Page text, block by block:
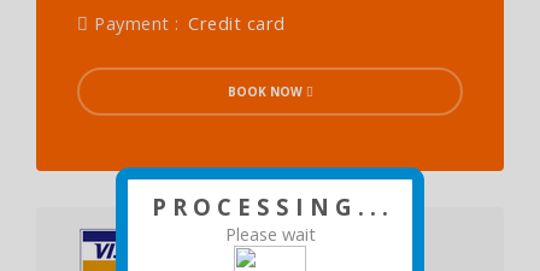
P R O C E S S I N G . . .
Please wait
Payment : Credit card
BOOK NOW